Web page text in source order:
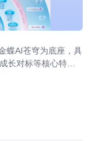
蝶AI苍穹为底座，具
长对标等核心特
助力成长型企业创